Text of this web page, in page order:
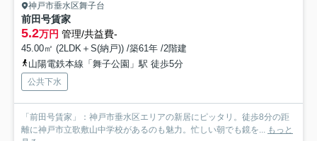
神戸市垂水区舞子台
前田号賃家
5.2万円 管理/共益費-
45.00㎡ (2LDK＋S(納戸)) /築61年 /2階建
山陽電鉄本線「舞子公園」駅 徒歩5分
公共下水
「前田号賃家」：神戸市垂水区エリアの新居にピッタリ。徒歩8分の距
離に神戸市立歌敷山中学校があるのも魅力。忙しい朝でも鏡を... もっと